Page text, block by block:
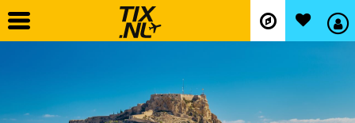
Vliegtickets